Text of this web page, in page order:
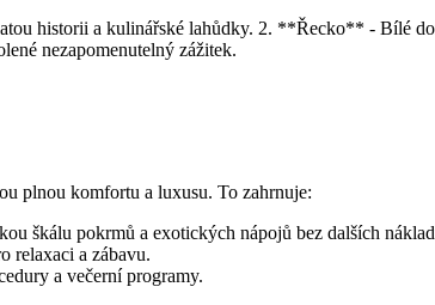
historii a kulinářské lahůdky. 2. **Řecko** ⁢- ⁣Bílé
‍nezapomenutelný zážitek.
plnou komfortu a luxusu. To zahrnuje:
‌škálu pokrmů a exotických nápojů bez dalších
relaxaci a zábavu.
a ⁤večerní ⁢programy.